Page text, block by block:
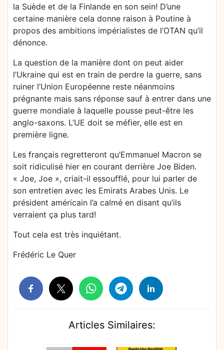
la Suède et de la Finlande en son sein! D’une
certaine manière cela donne raison à Poutine à
propos des ambitions impérialistes de l’OTAN qu’il
dénonce.
La question de la manière dont on peut aider
l’Ukraine qui est en train de perdre la guerre, sans
ruiner l’Union Européenne reste néanmoins
prégnante mais sans réponse sauf à entrer dans une
guerre mondiale à laquelle pousse peut-être les
anglo-saxons. L’UE doit se méfier, elle est en
première ligne.
Les français regretteront qu’Emmanuel Macron se
soit ridiculisé hier en courant derrière Joe Biden.
« Joe, Joe », criait-il essoufflé, pour lui parler de
son entretien avec les Emirats Arabes Unis. Le
président américain l’a calmé en disant qu’ils
verraient ça plus tard!
Tout cela est très inquiétant.
Frédéric Le Quer
Articles Similaires: